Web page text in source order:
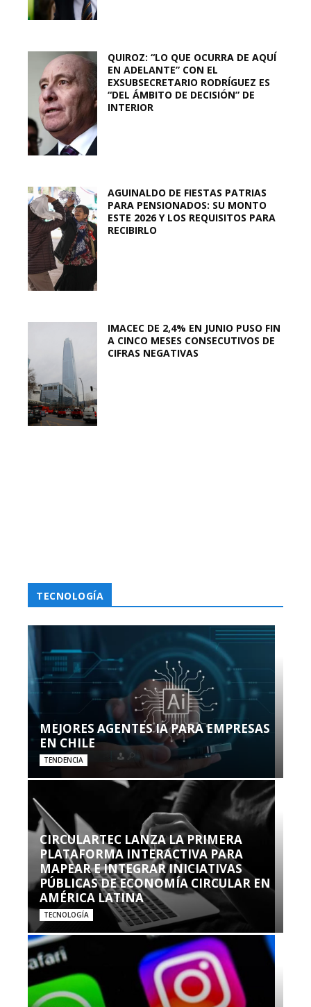
QUIROZ: “LO QUE OCURRA DE AQUÍ
EN ADELANTE” CON EL
EXSUBSECRETARIO RODRÍGUEZ ES
“DEL ÁMBITO DE DECISIÓN” DE
INTERIOR
AGUINALDO DE FIESTAS PATRIAS
PARA PENSIONADOS: SU MONTO
ESTE 2026 Y LOS REQUISITOS PARA
RECIBIRLO
IMACEC DE 2,4% EN JUNIO PUSO FIN
A CINCO MESES CONSECUTIVOS DE
CIFRAS NEGATIVAS
TECNOLOGÍA
MEJORES AGENTES IA PARA EMPRESAS
EN CHILE
TENDENCIA
CIRCULARTEC LANZA LA PRIMERA
PLATAFORMA INTERACTIVA PARA
MAPEAR E INTEGRAR INICIATIVAS
PÚBLICAS DE ECONOMÍA CIRCULAR EN
AMÉRICA LATINA
TECNOLOGÍA